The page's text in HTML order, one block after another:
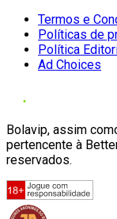
Termos e
Políticas de
Política
Ad Choices
Bolavip, assim
pertencente à
reservados.